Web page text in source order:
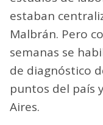
estaban
Malbrán. Pero
semanas se
de diagnóstico
puntos del país
Aires.